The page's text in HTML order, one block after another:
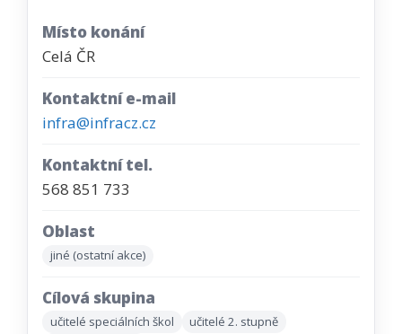
Místo konání
Celá ČR
Kontaktní e-mail
infra@infracz.cz
Kontaktní tel.
568 851 733
Oblast
jiné (ostatní akce)
Cílová skupina
učitelé speciálních škol
učitelé 2. stupně